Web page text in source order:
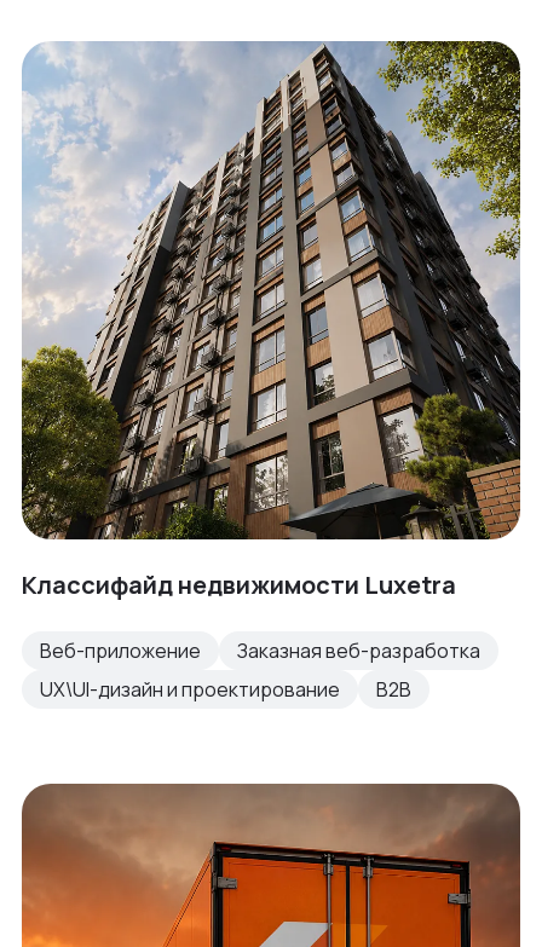
Классифайд недвижимости Luxetra
Веб-приложение
Заказная веб-разработка
UX\UI-дизайн и проектирование
B2B